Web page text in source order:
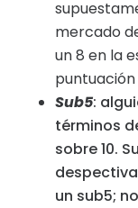
mercado
un 8 en la
puntuación
Sub5:
términos
sobre 10.
un sub5;